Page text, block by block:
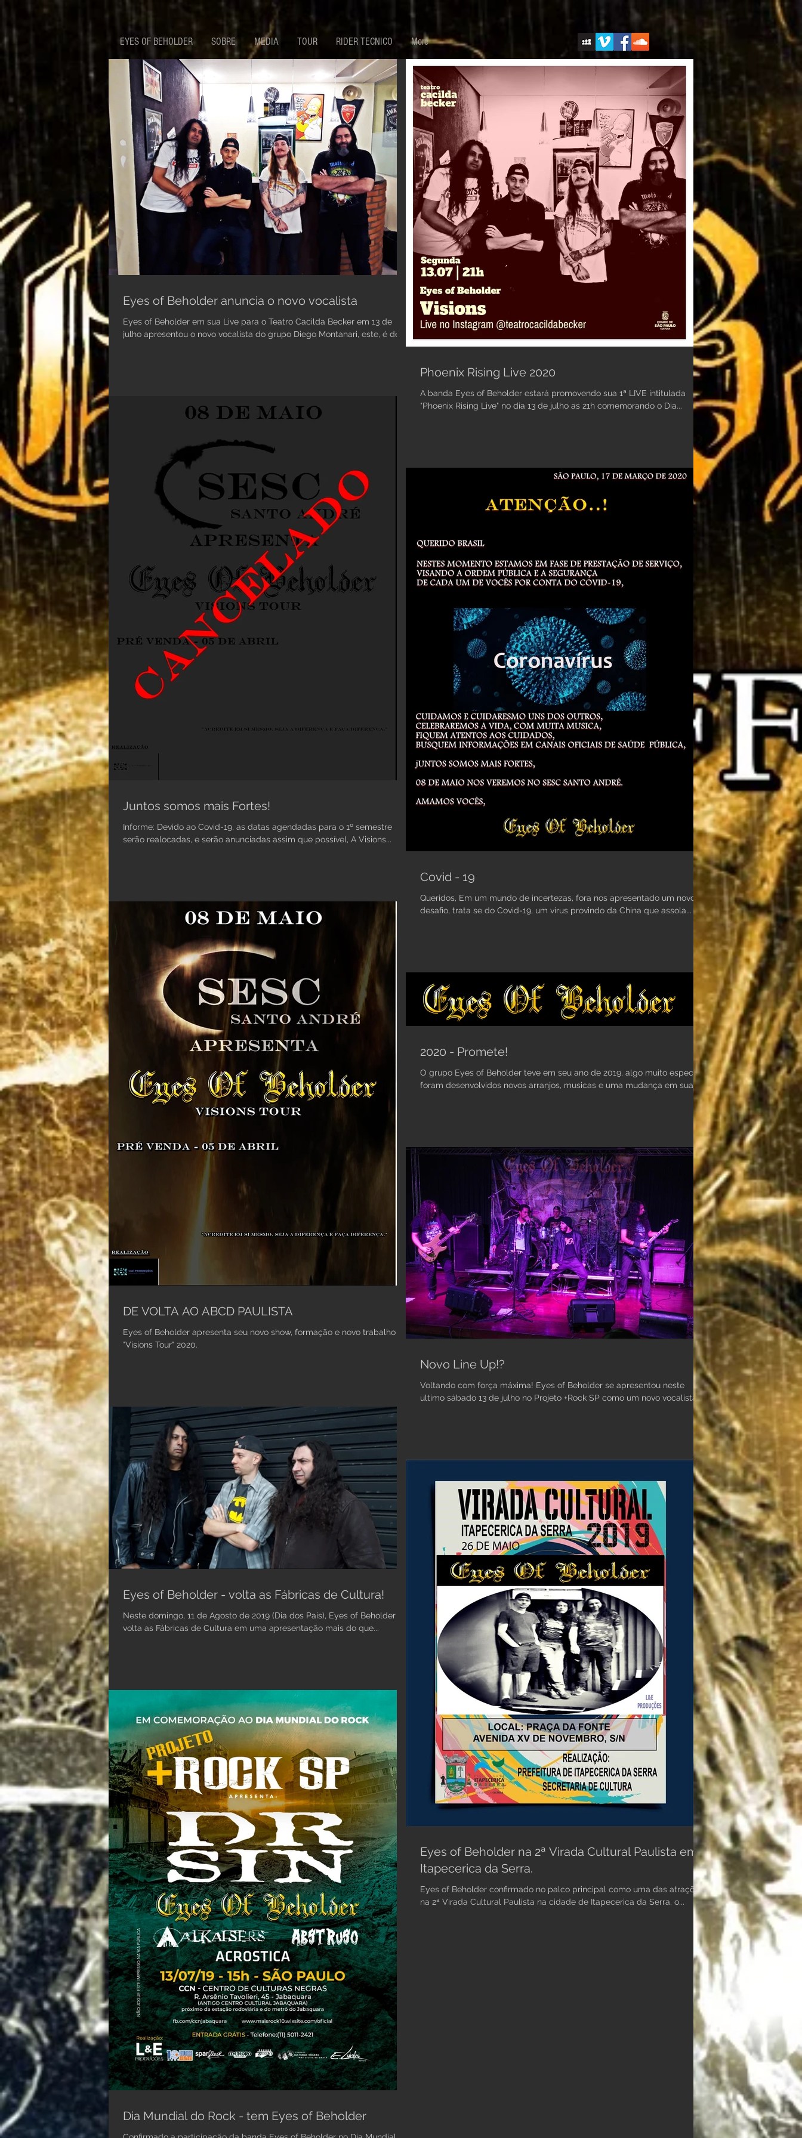
EYES OF BEHOLDER SOBRE MEDIA TOUR RIDER TECNICO More
Eyes of Beholder anuncia o novo vocalista
Eyes of Beholder em sua Live para o Teatro Cacilda Becker em 13 de
julho apresentou o novo vocalista do grupo Diego Montanari, este, é de...
Phoenix Rising Live 2020
A banda Eyes of Beholder estará promovendo sua 1ª LIVE intitulada
"Phoenix Rising Live" no dia 13 de julho as 21h comemorando o Dia...
Juntos somos mais Fortes!
Informe: Devido ao Covid-19, as datas agendadas para o 1º semestre
serão realocadas, e serão anunciadas assim que possível, A Visions...
Covid - 19
Queridos, Em um mundo de incertezas, fora nos apresentado um novo
desafio, trata se do Covid-19, um vírus provindo da China que assola...
DE VOLTA AO ABCD PAULISTA
Eyes of Beholder apresenta seu novo show, formação e novo trabalho na
"Visions Tour" 2020.
2020 - Promete!
O grupo Eyes of Beholder teve em seu ano de 2019, algo muito especial,
foram desenvolvidos novos arranjos, musicas e uma mudança em sua...
Eyes of Beholder - volta as Fábricas de Cultura!
Neste domingo, 11 de Agosto de 2019 (Dia dos Pais), Eyes of Beholder
volta as Fábricas de Cultura em uma apresentação mais do que...
Novo Line Up!?
Voltando com força máxima! Eyes of Beholder se apresentou neste
ultimo sábado 13 de julho no Projeto +Rock SP como um novo vocalista,...
Dia Mundial do Rock - tem Eyes of Beholder
Eyes of Beholder na 2ª Virada Cultural Paulista em
Itapecerica da Serra.
Eyes of Beholder confirmado no palco principal como uma das atrações
na 2ª Virada Cultural Paulista na cidade de Itapecerica da Serra, o...